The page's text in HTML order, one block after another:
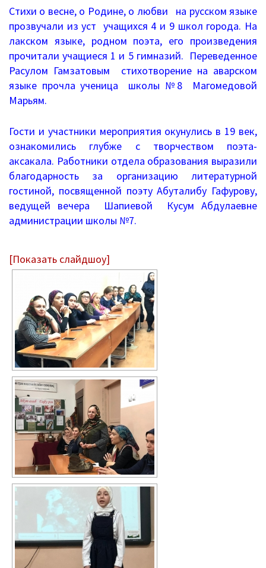
Документы о ЕГЭ
Информация о ЕГЭ
Расписание ГИА
Медалисты
Образование
РИС ЭОД
Программа развития
Августовские доклады
Дистанционное образование
Дошкольное образование
Перечень информационных систем
Всероссийская олимпиада школьников
Деятельность
Школа Минпроса России
Школьное питание
Комплексная безопасность
Противодействие терроризму и
экстремизму
Безопасность дорожного движения
Противодействие коррупции
Стихи о весне, о Родине, о любви на русском языке
прозвучали из уст учащихся 4 и 9 школ города. На
лакском языке, родном поэта, его произведения
прочитали учащиеся 1 и 5 гимназий. Переведенное
Расулом Гамзатовым стихотворение на аварском
языке прочла ученица школы №8 Магомедовой
Марьям.
Гости и участники мероприятия окунулись в 19 век,
ознакомились глубже с творчеством поэта-
аксакала. Работники отдела образования выразили
благодарность за организацию литературной
гостиной, посвященной поэту Абуталибу Гафурову,
ведущей вечера Шапиевой Кусум Абдулаевне
администрации школы №7.
[Показать слайдшоу]